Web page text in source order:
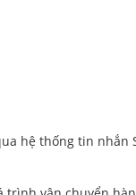
hệ thống tin nhắn